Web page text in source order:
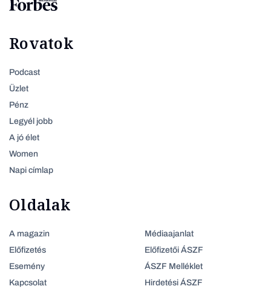
Rovatok
Podcast
Üzlet
Pénz
Legyél jobb
A jó élet
Women
Napi címlap
Oldalak
A magazin
Előfizetés
Esemény
Kapcsolat
Médiaajanlat
Előfizetői ÁSZF
ÁSZF Melléklet
Hirdetési ÁSZF